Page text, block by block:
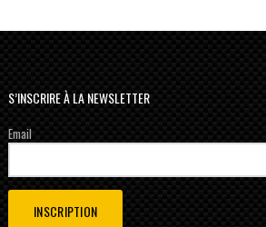
S’INSCRIRE À LA NEWSLETTER
Email